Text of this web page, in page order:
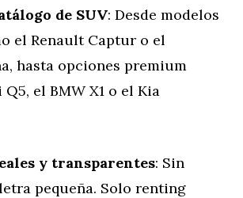
de SUV: Desde modelos
el Renault Captur o el
hasta opciones premium
el BMW X1 o el Kia
y transparentes: Sin
pequeña. Solo renting